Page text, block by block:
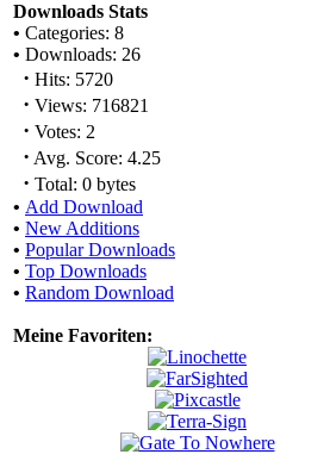
Downloads Stats
• Categories: 8
• Downloads: 26
· Hits: 5720
· Views: 716821
· Votes: 2
· Avg. Score: 4.25
· Total: 0 bytes
• Add Download
• New Additions
• Popular Downloads
• Top Downloads
• Random Download
Meine Favoriten: